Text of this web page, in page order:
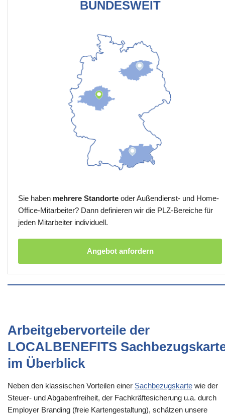
BUNDESWEIT
Sie haben mehrere Standorte oder Außendienst- und Home-
Office-Mitarbeiter? Dann definieren wir die PLZ-Bereiche für
jeden Mitarbeiter individuell.
Angebot anfordern
Arbeitgebervorteile der
LOCALBENEFITS
im Überblick
Neben den klassischen Vorteilen einer Sachbezugskarte wie der
Steuer- und Abgabenfreiheit, der Fachkräftesicherung u.a. durch
Employer Branding (freie Kartengestaltung), schätzen unsere